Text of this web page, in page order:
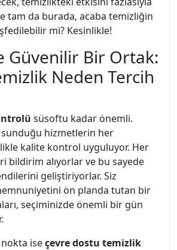
tam da burada, acaba temizliğin
mi? Kesinlikle!
Güvenilir Bir Ortak:
Neden Tercih
süsoftu kadar önemli.
sunduğu hizmetlerin her
kalite kontrol uyguluyor. Her
bildirim alıyorlar ve bu sayede
geliştiriyorlar. Siz
ön planda tutan bir
seçiminizde önemli bir gün
iseçevre dostu temizlik